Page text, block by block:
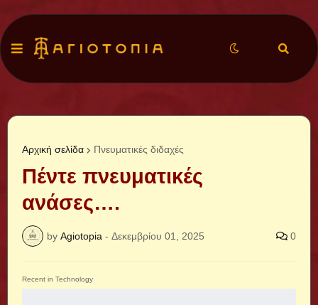
Αρχική σελίδα Πνευματικές διδαχές
Πέντε πνευματικές
ανάσες….
by Agiotopia - Δεκεμβρίου 01, 2025 0
Recent in Technology